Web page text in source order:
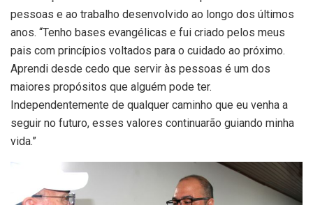
pessoas e ao trabalho desenvolvido ao longo dos últimos
anos. “Tenho bases evangélicas e fui criado pelos meus
pais com princípios voltados para o cuidado ao próximo.
Aprendi desde cedo que servir às pessoas é um dos
maiores propósitos que alguém pode ter.
Independentemente de qualquer caminho que eu venha a
seguir no futuro, esses valores continuarão guiando minha
vida.”